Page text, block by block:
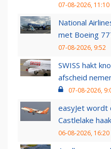
07-08-2026, 11:10
National
met Boeing
07-08-2026, 9:52
SWISS hakt
afscheid
07-08-2026,
easyJet wordt
Castlelake
06-08-2026, 16:20